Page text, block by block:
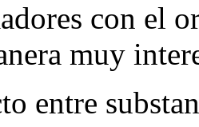
con el
muy
entre